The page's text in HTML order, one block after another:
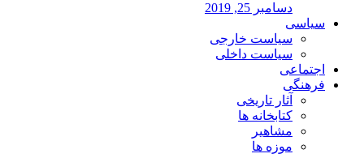
دسامبر 25, 2019
سیاسی
سیاست خارجی
سیاست داخلی
اجتماعی
فرهنگی
آثار تاریخی
کتابخانه ها
مشاهیر
موزه ها